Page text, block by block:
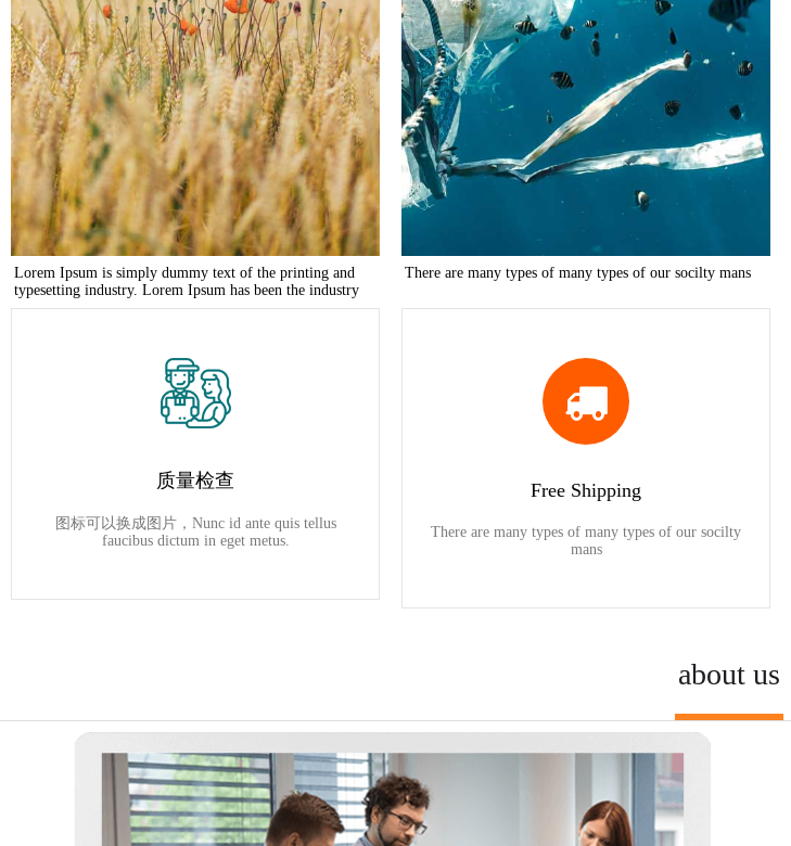
Lorem Ipsum is simply dummy text of the printing and
typesetting industry. Lorem Ipsum has been the industry
There are many types of many types of our socilty mans
质量检查
图标可以换成图片，Nunc id ante quis tellus
faucibus dictum in eget metus.
Free Shipping
There are many types of many types of our socilty
mans
about us